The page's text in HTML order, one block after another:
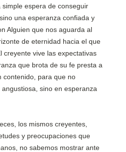
espera de conseguir
una esperanza confiada y
Alguien que nos aguarda al
de eternidad hacia el que
creyente vive las expectativas
que brota de su fe presta a
contenido, para que no
sino en esperanza
los mismos creyentes,
y preocupaciones que
no sabemos mostrar ante